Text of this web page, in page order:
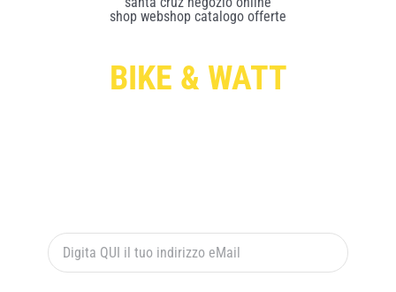
BIKE & WATT